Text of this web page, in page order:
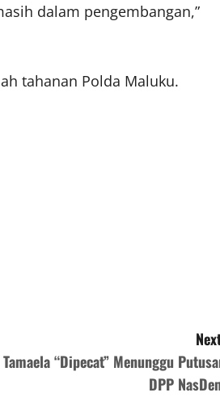
dalam pengembangan,”
tahanan Polda Maluku.
“Dipecat” Menunggu
DPP